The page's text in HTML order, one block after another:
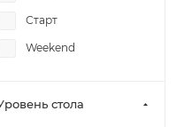
Старт
Weekend
стола